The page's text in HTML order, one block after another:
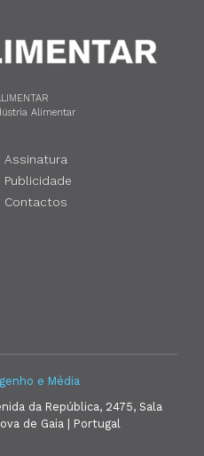
Alimentar
Assinatura
Publicidade
Contactos
e Média
da República, 2475, Sala
de Gaia | Portugal